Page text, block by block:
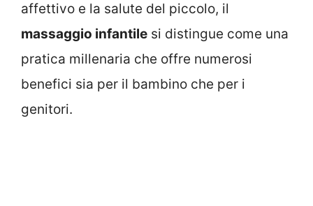
affettivo e la salute del piccolo, il
massaggio infantile si distingue come una
pratica millenaria che offre numerosi
benefici sia per il bambino che per i
genitori.